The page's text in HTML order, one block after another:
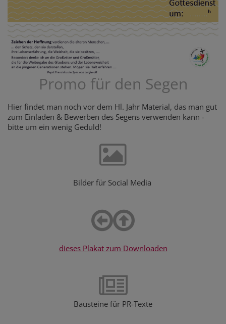
Promo für den Segen
Hier findet man noch vor dem Hl. Jahr Material, das man gut
zum Einladen & Bewerben des Segens verwenden kann -
bitte um ein wenig Geduld!
Bilder für Social Media
dieses Plakat zum Downloaden
Bausteine für PR-Texte